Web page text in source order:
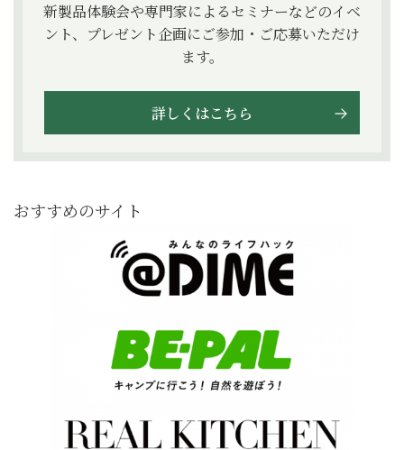
新製品体験会や専門家によるセミナーなどのイベ
ント、プレゼント企画にご参加・ご応募いただけ
ます。
詳しくはこちら
おすすめのサイト